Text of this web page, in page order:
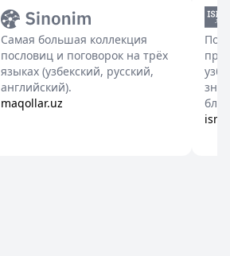
Самая большая коллекция
пословиц и поговорок на трёх
языках (узбекский, русский,
английский).
maqollar.uz